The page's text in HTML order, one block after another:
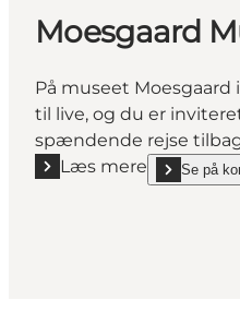
Moesgaard
På museet
til live, og du er
spændende rejse
Læs mere
Læs mere "Moesgaard
Se på
show